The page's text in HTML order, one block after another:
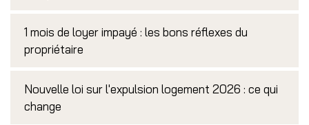
1 mois de loyer impayé : les bons réflexes du
propriétaire
Nouvelle loi sur l'expulsion logement 2026 : ce qui
change